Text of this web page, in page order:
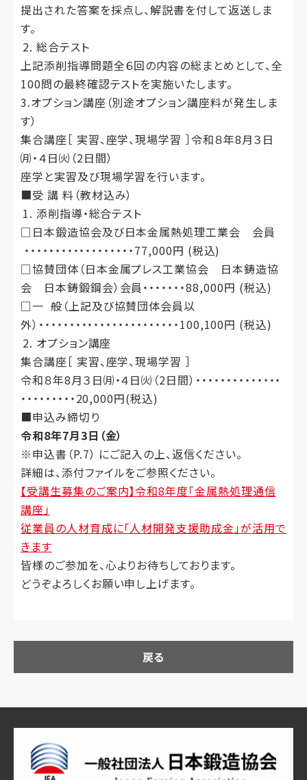
提出された答案を採点し、解説書を付して返送しま
す。
総合テスト
上記添削指導問題全６回の内容の総まとめとして、全
100問の最終確認テストを実施いたします。
3.オプション講座（別途オプション講座料が発生しま
す）
集合講座［ 実習、座学、現場学習 ］令和８年8月３日
㈪・４日㈫（2日間）
座学と実習及び現場学習を行います。
■受 講 料（教材込み）
添削指導・総合テスト
□日本鍛造協会及び日本金属熱処理工業会 会員
・・・・・・・・・・・・・・・・・・77,000円 (税込)
□協賛団体（日本金属プレス工業協会 日本鋳造協
会 日本鋳鍛鋼会）会員・・・・・・・88,000円 (税込)
□一 般（上記及び協賛団体会員以
外）・・・・・・・・・・・・・・・・・・・・・・・100,100円 (税込)
オプション講座
集合講座［ 実習、座学、現場学習 ］
令和８年8月３日㈪・４日㈫（2日間）・・・・・・・・・・・・・・
・・・・・・・・・20,000円(税込)
■申込み締切り
令和8年7月3日（金）
※申込書（P.7） にご記入の上、返信ください。
詳細は、添付ファイルをご参照ください。
【受講生募集のご案内】令和8年度「金属熱処理通信
講座」
従業員の人材育成に「人材開発支援助成金」が活用で
きます
皆様のご参加を、心よりお待ちしております。
どうぞよろしくお願い申し上げます。
戻る